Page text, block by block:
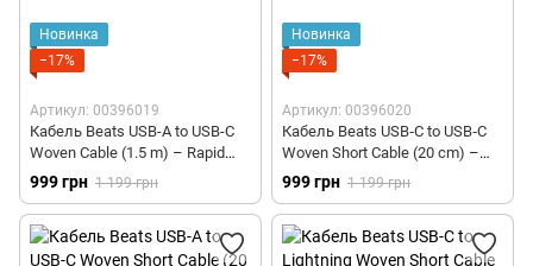
Новинка
−17%
Артикул: 00396019
Кабель Beats USB-A to USB-C
Woven Cable (1.5 m) – Rapid
Red (MFEJ4)
999 грн 1 199 грн
Новинка
−17%
Артикул: 00396020
Кабель Beats USB‑C to USB‑C
Woven Short Cable (20 cm) –
Bolt Black (MEQ94)
999 грн 1 199 грн